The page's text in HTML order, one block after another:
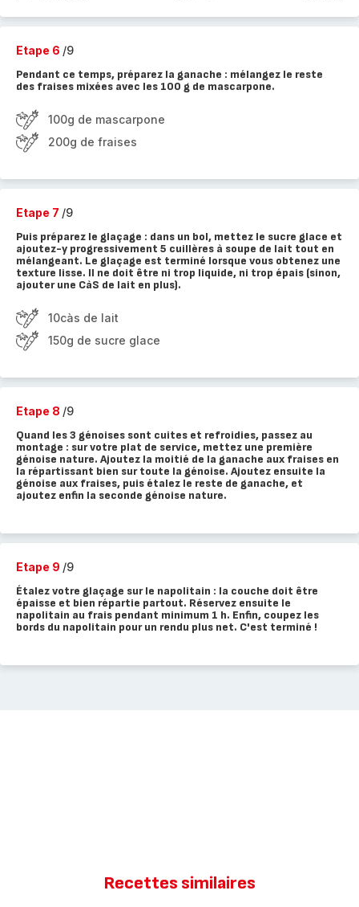
Etape 6 /9
Pendant ce temps, préparez la ganache : mélangez le reste
des fraises mixées avec les 100 g de mascarpone.
100g de mascarpone
200g de fraises
Etape 7 /9
Puis préparez le glaçage : dans un bol, mettez le sucre glace et
ajoutez-y progressivement 5 cuillères à soupe de lait tout en
mélangeant. Le glaçage est terminé lorsque vous obtenez une
texture lisse. Il ne doit être ni trop liquide, ni trop épais (sinon,
ajouter une CàS de lait en plus).
10càs de lait
150g de sucre glace
Etape 8 /9
Quand les 3 génoises sont cuites et refroidies, passez au
montage : sur votre plat de service, mettez une première
génoise nature. Ajoutez la moitié de la ganache aux fraises en
la répartissant bien sur toute la génoise. Ajoutez ensuite la
génoise aux fraises, puis étalez le reste de ganache, et
ajoutez enfin la seconde génoise nature.
Etape 9 /9
Étalez votre glaçage sur le napolitain : la couche doit être
épaisse et bien répartie partout. Réservez ensuite le
napolitain au frais pendant minimum 1 h. Enfin, coupez les
bords du napolitain pour un rendu plus net. C'est terminé !
Recettes similaires